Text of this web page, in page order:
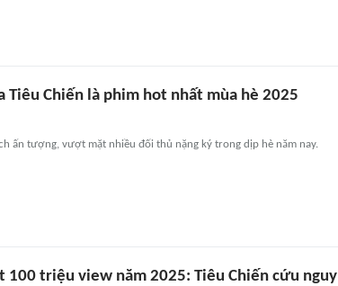
Tiêu Chiến là phim hot nhất mùa hè 2025
ấn tượng, vượt mặt nhiều đối thủ nặng ký trong dịp hè năm nay.
100 triệu view năm 2025: Tiêu Chiến cứu nguy